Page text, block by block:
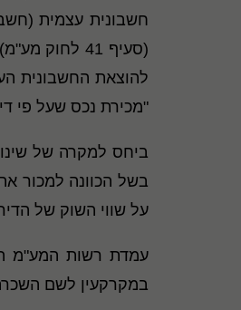
חשבונית עצמית
(סעיף 41
"מכירת נכס שעל פי
ביחס למקרה של
בשל הכוונה למכור
על שווי השוק של הדירות,
במקרקעין לשם השכרה פטורה ממס לפי